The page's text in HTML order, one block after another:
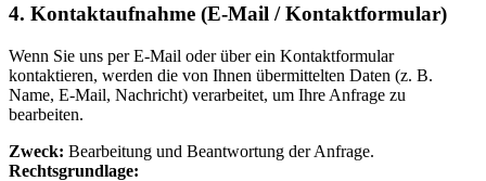
4. Kontaktaufnahme (E-Mail / Kontaktformular)
Wenn Sie uns per E-Mail oder über ein Kontaktformular
kontaktieren, werden die von Ihnen übermittelten Daten (z. B.
Name, E-Mail, Nachricht) verarbeitet, um Ihre Anfrage zu
bearbeiten.
Zweck: Bearbeitung und Beantwortung der Anfrage.
Rechtsgrundlage: